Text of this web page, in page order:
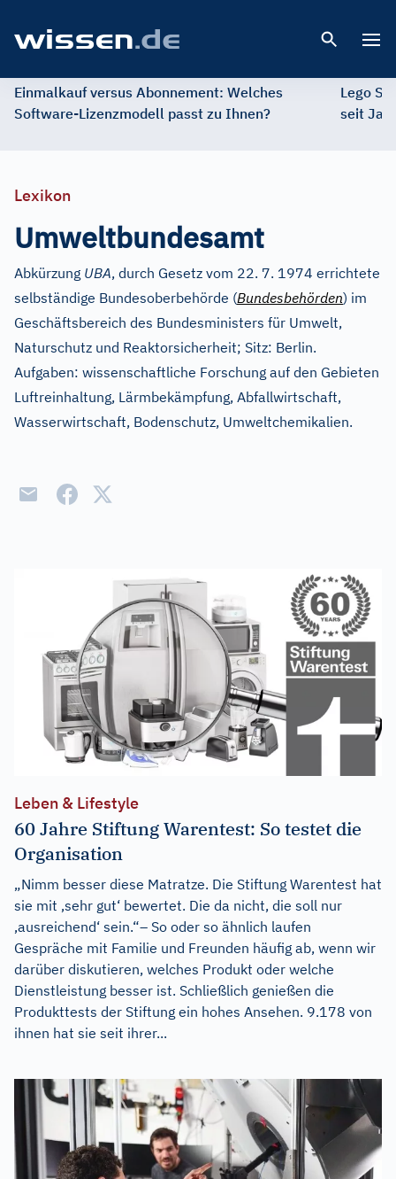
Einmalkauf versus Abonnement: Welches
Software-Lizenzmodell passt zu Ihnen?
Lego
seit
Lexikon
Umweltbundesamt
Abkürzung UBA, durch Gesetz vom 22. 7. 1974 errichtete
selbständige Bundesoberbehörde (Bundesbehörden) im
Geschäftsbereich des Bundesministers für Umwelt,
Naturschutz und Reaktorsicherheit; Sitz: Berlin.
Aufgaben: wissenschaftliche Forschung auf den Gebieten
Luftreinhaltung, Lärmbekämpfung, Abfallwirtschaft,
Wasserwirtschaft, Bodenschutz, Umweltchemikalien.
Leben & Lifestyle
60 Jahre Stiftung Warentest: So testet die
Organisation
„Nimm besser diese Matratze. Die Stiftung Warentest hat
sie mit ‚sehr gut‘ bewertet. Die da nicht, die soll nur
‚ausreichend‘ sein.“– So oder so ähnlich laufen
Gespräche mit Familie und Freunden häufig ab, wenn wir
darüber diskutieren, welches Produkt oder welche
Dienstleistung besser ist. Schließlich genießen die
Produkttests der Stiftung ein hohes Ansehen. 9.178 von
ihnen hat sie seit ihrer...